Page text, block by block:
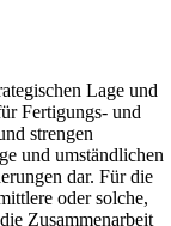
Lage und
Fertigungs- und
strengen
und umständlichen
dar. Für die
oder solche,
Zusammenarbeit